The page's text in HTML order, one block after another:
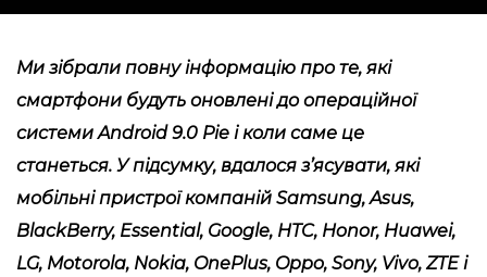
Ми зібрали повну інформацію про те, які
смартфони будуть оновлені до операційної
системи Android 9.0 Pie і коли саме це
станеться. У підсумку, вдалося з’ясувати, які
мобільні пристрої компаній Samsung, Asus,
BlackBerry, Essential, Google, HTC, Honor, Huawei,
LG, Motorola, Nokia, OnePlus, Oppo, Sony, Vivo, ZTE і